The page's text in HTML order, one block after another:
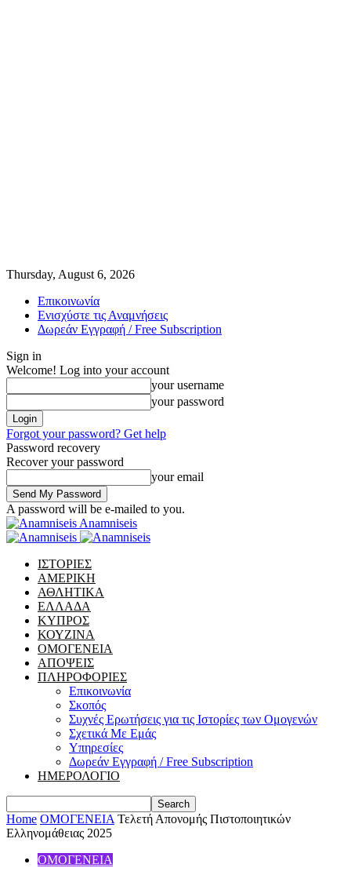
Thursday, August 6, 2026
Επικοινωνία
Ενισχύστε τις Αναμνήσεις
Δωρεάν Εγγραφή / Free Subscription
Sign in
Welcome! Log into your account
your username
your password
Forgot your password? Get help
Password recovery
Recover your password
your email
A password will be e-mailed to you.
Anamniseis
ΙΣΤΟΡΙΕΣ
ΑΜΕΡΙΚΗ
ΑΘΛΗΤΙΚΑ
ΕΛΛΑΔΑ
ΚΥΠΡΟΣ
ΚΟΥΖΙΝΑ
ΟΜΟΓΕΝΕΙΑ
ΑΠΟΨΕΙΣ
ΠΛΗΡΟΦΟΡΙΕΣ
Επικοινωνία
Σκοπός
Συχνές Ερωτήσεις για τις Ιστορίες των Ομογενών
Σχετικά Με Εμάς
Υπηρεσίες
Δωρεάν Εγγραφή / Free Subscription
ΗΜΕΡΟΛΟΓΙΟ
Home ΟΜΟΓΕΝΕΙΑ Τελετή Απονομής Πιστοποιητικών
Ελληνομάθειας 2025
ΟΜΟΓΕΝΕΙΑ